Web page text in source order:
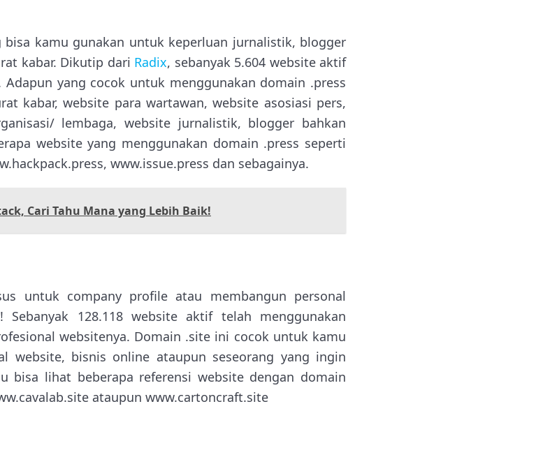
bisa kamu gunakan untuk keperluan jurnalistik, blogger
kabar. Dikutip dari Radix, sebanyak 5.604 website aktif
yang cocok untuk menggunakan domain .press
kabar, website para wartawan, website asosiasi pers,
lembaga, website jurnalistik, blogger bahkan
website yang menggunakan domain .press seperti
www.issue.press dan sebagainya.
Cari Tahu Mana yang Lebih Baik!
untuk company profile atau membangun personal
Sebanyak 128.118 website aktif telah menggunakan
websitenya. Domain .site ini cocok untuk kamu
website, bisnis online ataupun seseorang yang ingin
bisa lihat beberapa referensi website dengan domain
ataupun www.cartoncraft.site